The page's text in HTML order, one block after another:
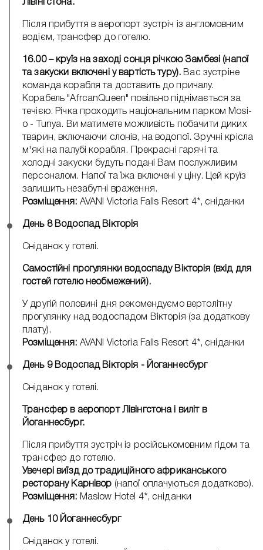
Лівінгстона.
Після прибуття в аеропорт зустріч із англомовним
водієм, трансфер до готелю.
16.00 – круїз на заході сонця річкою Замбезі (напої
та закуски включені у вартість туру). Вас зустріне
команда корабля та доставить до причалу.
Корабель "AfrcanQueen" повільно піднімається за
течією. Річка проходить національним парком Mosi-
o - Tunya. Ви матимете можливість побачити диких
тварин, включаючи слонів, на водопої. Зручні крісла
м'які на палубі корабля. Прекрасні гарячі та
холодні закуски будуть подані Вам послужливим
персоналом. Напої та їжа включені у ціну. Цей круїз
залишить незабутні враження.
Розміщення: AVANI Victoria Falls Resort 4*, сніданки
День 8 Водоспад Вікторія
Сніданок у готелі.
Самостійні прогулянки водоспаду Вікторія (вхід для
гостей готелю необмежений).
У другій половині дня рекомендуємо вертолітну
прогулянку над водоспадом Вікторія (за додаткову
плату).
Розміщення: AVANI Victoria Falls Resort 4*, сніданки
День 9 Водоспад Вікторія - Йоганнесбург
Сніданок у готелі.
Трансфер в аеропорт Лівінгстона і виліт в
Йоганнесбург.
Після прибуття зустріч із російськомовним гідом та
трансфер до готелю.
Увечері виїзд до традиційного африканського
ресторану Карнівор (напої оплачуються додатково).
Розміщення: Maslow Hotel 4*, сніданки
День 10 Йоганнесбург
Сніданок у готелі.